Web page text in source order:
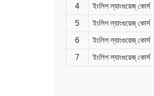
4 ইংলিশ ল্যাংগুয়েজ্ কোর্স
5 ইংলিশ ল্যাংগুয়েজ্ কোর্স
6 ইংলিশ ল্যাংগুয়েজ্ কোর্স
7 ইংলিশ ল্যাংগুয়েজ্ কোর্স